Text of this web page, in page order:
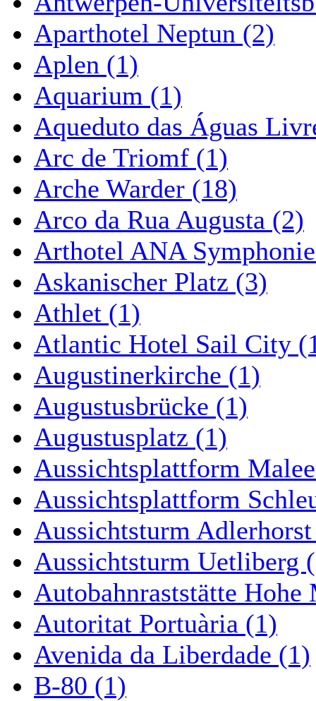
Aparthotel Neptun (2)
Aplen (1)
Aquarium (1)
Aqueduto das Águas
Arc de Triomf (1)
Arche Warder (18)
Arco da Rua Augusta (2)
Arthotel ANA
Askanischer Platz (3)
Athlet (1)
Atlantic Hotel Sail City
Augustinerkirche (1)
Augustusbrücke (1)
Augustusplatz (1)
Aussichtsplattform
Aussichtsplattform
Aussichtsturm
Aussichtsturm Uetliberg
Autobahnraststätte Hohe
Autoritat Portuària (1)
Avenida da Liberdade (1)
B-80 (1)